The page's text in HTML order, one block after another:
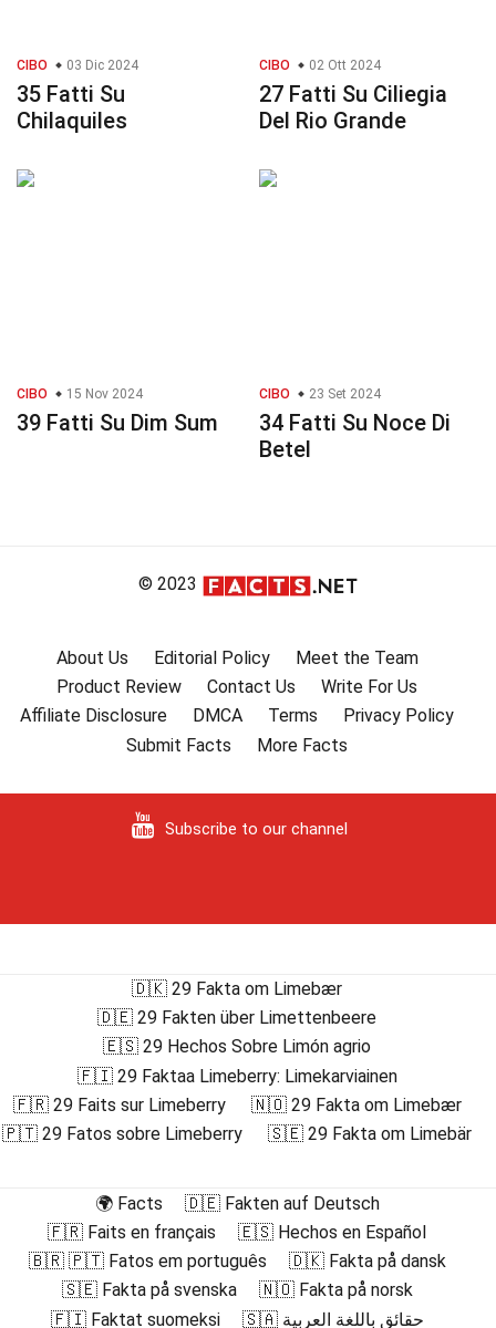
CIBO 03 Dic 2024
35 Fatti Su
Chilaquiles
CIBO 02 Ott 2024
27 Fatti Su Ciliegia
Del Rio Grande
CIBO 15 Nov 2024
39 Fatti Su Dim Sum
CIBO 23 Set 2024
34 Fatti Su Noce Di
Betel
© 2023
About Us Editorial Policy
Meet the Team
Product Review
Contact Us
Write For Us
Affiliate Disclosure
DMCA Terms
Privacy Policy
Submit Facts
More Facts
Subscribe to our channel
🇩🇰 29 Fakta om Limebær
🇩🇪 29 Fakten über Limettenbeere
🇪🇸 29 Hechos Sobre Limón agrio
🇫🇮 29 Faktaa Limeberry: Limekarviainen
🇫🇷 29 Faits sur Limeberry
🇳🇴 29 Fakta om Limebær
🇵🇹 29 Fatos sobre Limeberry
🇸🇪 29 Fakta om Limebär
🌍 Facts
🇩🇪 Fakten auf Deutsch
🇫🇷 Faits en français
🇪🇸 Hechos en Español
🇧🇷 🇵🇹 Fatos em português
🇩🇰 Fakta på dansk
🇸🇪 Fakta på svenska
🇳🇴 Fakta på norsk
🇫🇮 Faktat suomeksi
🇸🇦 حقائق باللغة العربية